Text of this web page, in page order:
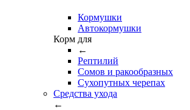
Кормушки
Автокормушки
Корм для
←
Рептилий
Сомов и ракообразных
Сухопутных черепах
Средства ухода
←